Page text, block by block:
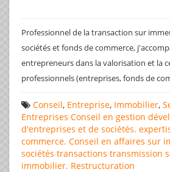
Professionnel de la transaction sur
sociétés et fonds de commerce,
entrepreneurs dans la valorisation et la
professionnels (entreprises, fonds de
Conseil, Entreprise, Immobilier,
Entreprises Conseil en gestion
d'entreprises et de sociétés.
commerce. Conseil en affaires sur
sociétés transactions transmission
immobilier. Restructuration